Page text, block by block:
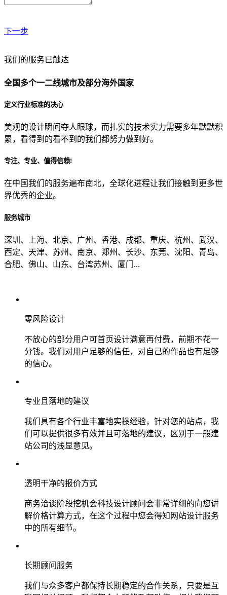
下一步
贵公司预算范围是？
贵公司的团队规模是？
目前主要的营销渠道是？
我们的服务已触达
全国多个一二线城市及部分海外国家
定义行业标准的决心
美观的设计瞬间夺人眼球，而扎实的技术实力需要多年默默积
累，看得到的看不到的我们都努力做到好。
专注、专业、值得信赖!
在中国我们的服务遍布南北，全球化进程让我们接触到更多世
界优秀的企业。
服务城市
深圳、上海、北京、广州、香港、成都、重庆、杭州、武汉、
西定、天津、苏州、南京、郑州、长沙、东莞、沈阳、青岛、
合肥、佛山、山东、台湾苏州、厦门...
零风险设计
不放心的部分用户可首页设计满意再付费，前期不花一
分钱。我们对用户足够的信任，对自己的作品也有足够
的信心。
专业且落地的建议
我们具有各个行业丰富地实操经验，针对您的站点，我
们可以提供很多有效并且可落地的建议，区别于一般建
站公司的浅显意见。
透明干净的报价方式
商务洽谈阶段挖机会科技设计顾问会非常详细的向您讲
解价格计算方式，在这个过程中您会得知网站设计服务
中的所有细节。
长期顾问服务
我们与众多客户都保持长期稳定的合作关系，只要是互